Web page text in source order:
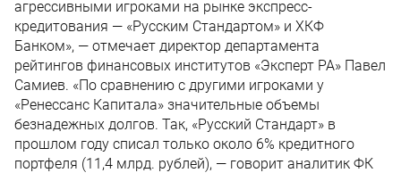
агрессивными игроками на рынке экспресс-
кредитования — «Русским Стандартом» и ХКФ
Банком», — отмечает директор департамента
рейтингов финансовых институтов «Эксперт РА» Павел
Самиев. «По сравнению с другими игроками у
«Ренессанс Капитала» значительные объемы
безнадежных долгов. Так, «Русский Стандарт» в
прошлом году списал только около 6% кредитного
портфеля (11,4 млрд. рублей), — говорит аналитик ФК